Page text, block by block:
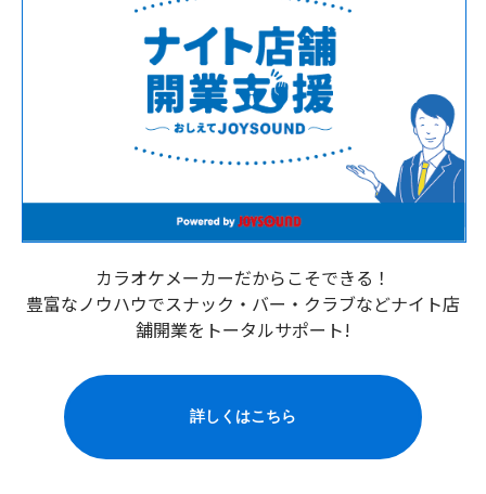
カラオケメーカーだからこそできる！
豊富なノウハウでスナック・バー・クラブなどナイト店
舗開業をトータルサポート!
詳しくはこちら